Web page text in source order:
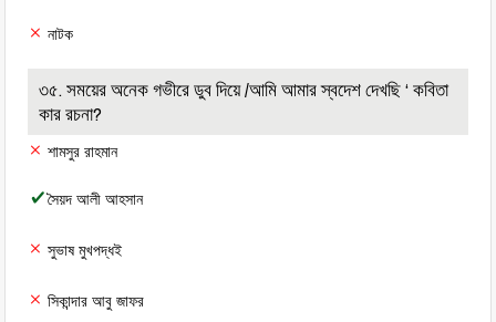
নাটক
৩৫. সময়ের অনেক গভীরে ডুব দিয়ে /আমি আমার স্বদেশ দেখছি ‘ কবিতা
কার রচনা?
শামসুর রাহমান
সৈয়দ আলী আহসান
সুভাষ মুখপদ্ধই
সিকান্দার আবু জাফর